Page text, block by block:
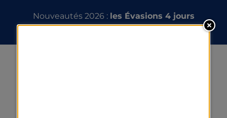
Nouveautés 2026 : les Évasions 4 jours